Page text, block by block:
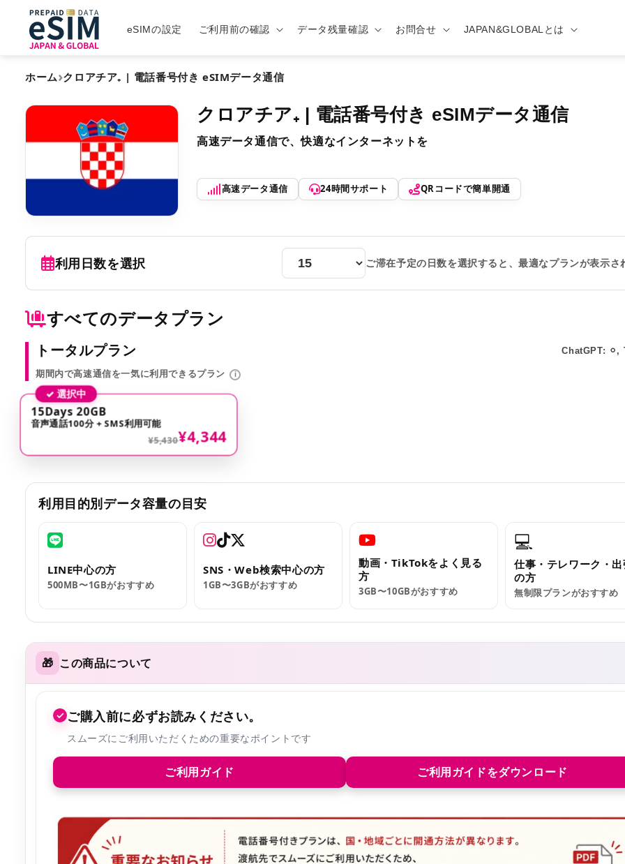
eSIMの設定 ご利用前の確認 データ残量確認 お問合せ JAPAN&GLOBALとは
ホーム›クロアチア₊ | 電話番号付き eSIMデータ通信
クロアチア₊ | 電話番号付き eSIMデータ通信
高速データ通信で、快適なインターネットを
高速データ通信 24時間サポート QRコードで簡単開通
利用日数を選択 ご滞在予定の日数を選択すると、最適なプランが表示さ
すべてのデータプラン
トータルプラン ChatGPT: ⚪︎,
期間内で高速通信を一気に利用できるプラン i
✓ 選択中
15Days 20GB
音声通話100分 + SMS利用可能
¥5,430¥4,344
利用目的別データ容量の目安
LINE中心の方
500MB〜1GBがおすすめ
SNS・Web検索中心の方
1GB〜3GBがおすすめ
動画・TikTokをよく見る
方
3GB〜10GBがおすすめ
💻
仕事・テレワーク・
の方
無制限プランがおすすめ
🎁 この商品について
✓ ご購入前に必ずお読みください。
スムーズにご利用いただくための重要なポイントです
ご利用ガイド ご利用ガイドをダウンロード